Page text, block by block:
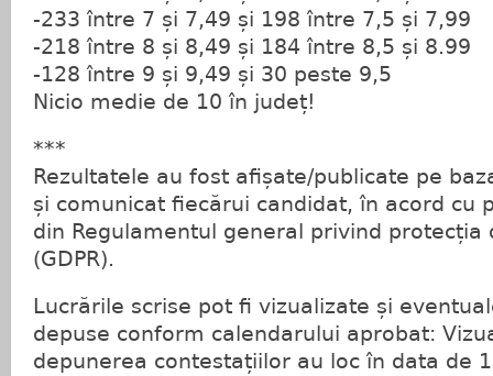
-233 între 7 și 7,49 și 198 între 7,5 și 7,99
-218 între 8 și 8,49 și 184 între 8,5 și 8.99
-128 între 9 și 9,49 și 30 peste 9,5
Nicio medie de 10 în județ!
***
Rezultatele au fost afișate/publicate pe
și comunicat fiecărui candidat, în acord cu
din Regulamentul general privind protecția
(GDPR).
Lucrările scrise pot fi vizualizate și
depuse conform calendarului aprobat:
depunerea contestațiilor au loc în data de